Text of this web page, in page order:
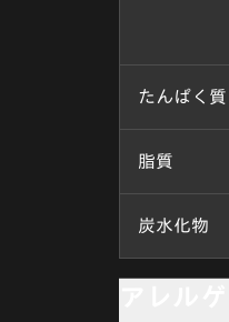
たんぱく質
脂質
炭水化物